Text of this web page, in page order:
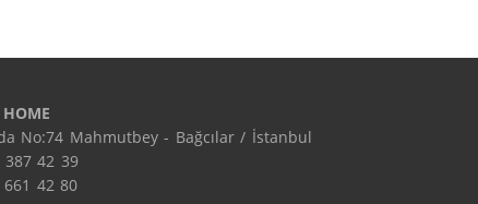
No:74 Mahmutbey - Bağcılar / İstanbul
42 39
661 42 80